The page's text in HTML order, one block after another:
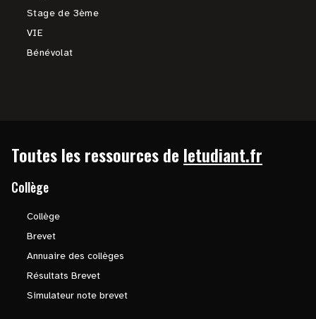
Stage de 3ème
VIE
Bénévolat
Toutes les ressources de letudiant.fr
Collège
Collège
Brevet
Annuaire des collèges
Résultats Brevet
Simulateur note brevet